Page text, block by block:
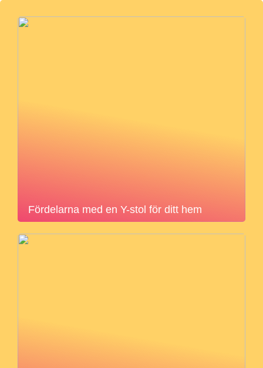
Fördelarna med en Y-stol för ditt hem